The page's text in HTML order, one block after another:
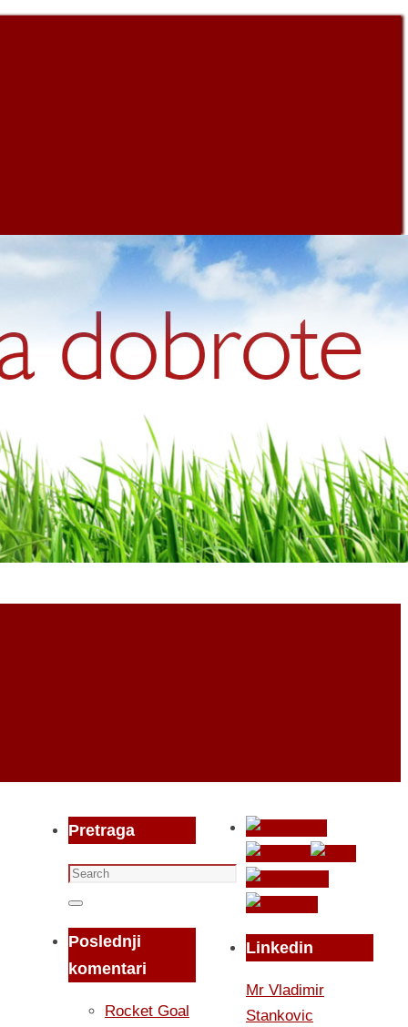
Pretraga
Search
for:
Search
Poslednji
komentari
Rocket Goal
Linkedin
Mr Vladimir
Stankovic